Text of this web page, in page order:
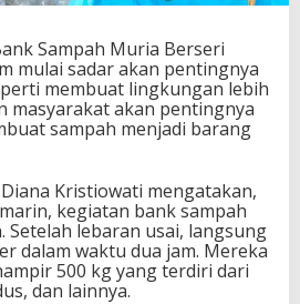
Sampah Muria Berseri
mulai sadar akan pentingnya
membuat lingkungan lebih
masyarakat akan pentingnya
sampah menjadi barang
Kristiowati mengatakan,
kegiatan bank sampah
Setelah lebaran usai, langsung
dalam waktu dua jam. Mereka
500 kg yang terdiri dari
dan lainnya.